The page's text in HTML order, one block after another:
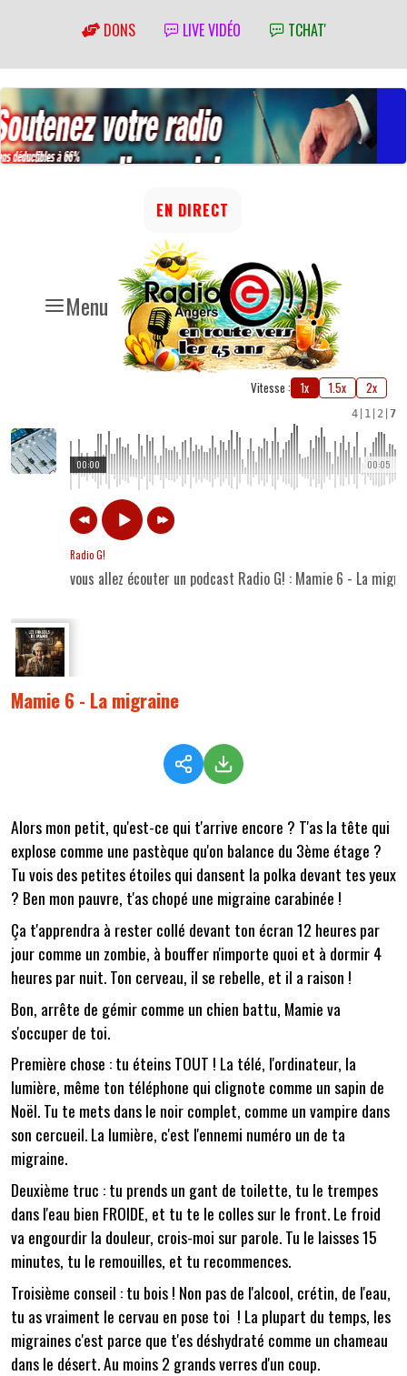
DONS LIVE VIDÉO TCHAT'
Menu
EN DIRECT
Vitesse : 1x 1.5x 2x
4 1 2 7
00:05
00:00
Radio G!
vous allez écouter un podcast Radio G! : Mamie 6 - La
Mamie 6 - La migraine
Alors mon petit, qu'est-ce qui t'arrive encore ? T'as la tête qui
explose comme une pastèque qu'on balance du 3ème étage ?
Tu vois des petites étoiles qui dansent la polka devant tes yeux
? Ben mon pauvre, t'as chopé une migraine carabinée !
Ça t'apprendra à rester collé devant ton écran 12 heures par
jour comme un zombie, à bouffer n'importe quoi et à dormir 4
heures par nuit. Ton cerveau, il se rebelle, et il a raison !
Bon, arrête de gémir comme un chien battu, Mamie va
s'occuper de toi.
Première chose : tu éteins TOUT ! La télé, l'ordinateur, la
lumière, même ton téléphone qui clignote comme un sapin de
Noël. Tu te mets dans le noir complet, comme un vampire dans
son cercueil. La lumière, c'est l'ennemi numéro un de ta
migraine.
Deuxième truc : tu prends un gant de toilette, tu le trempes
dans l'eau bien FROIDE, et tu te le colles sur le front. Le froid
va engourdir la douleur, crois-moi sur parole. Tu le laisses 15
minutes, tu le remouilles, et tu recommences.
Troisième conseil : tu bois ! Non pas de l'alcool, crétin, de l'eau,
tu as vraiment le cervau en pose toi ! La plupart du temps, les
migraines c'est parce que t'es déshydraté comme un chameau
dans le désert. Au moins 2 grands verres d'un coup.